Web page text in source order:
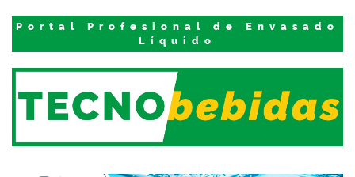
Portal Profesional de Envasado
Líquido